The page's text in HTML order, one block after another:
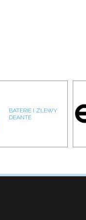
BATERIE I ZLEWY
DEANTE